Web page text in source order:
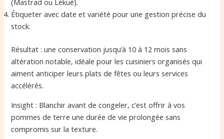
(Mastrad ou Lékué).
Étiqueter avec date et variété pour une gestion précise du
stock.
Résultat : une conservation jusqu’à 10 à 12 mois sans
altération notable, idéale pour les cuisiniers organisés qui
aiment anticiper leurs plats de fêtes ou leurs services
accélérés.
Insight : Blanchir avant de congeler, c’est offrir à vos
pommes de terre une durée de vie prolongée sans
compromis sur la texture.